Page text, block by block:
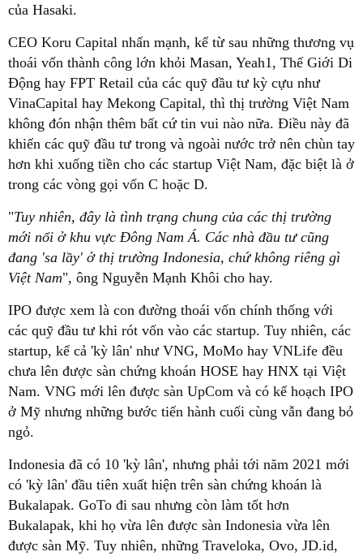
của Hasaki.
CEO Koru Capital nhấn mạnh, kể từ sau những thương vụ
thoái vốn thành công lớn khỏi Masan, Yeah1, Thế Giới Di
Động hay FPT Retail của các quỹ đầu tư kỳ cựu như
VinaCapital hay Mekong Capital, thì thị trường Việt Nam
không đón nhận thêm bất cứ tin vui nào nữa. Điều này đã
khiến các quỹ đầu tư trong và ngoài nước trở nên chùn tay
hơn khi xuống tiền cho các startup Việt Nam, đặc biệt là ở
trong các vòng gọi vốn C hoặc D.
"Tuy nhiên, đây là tình trạng chung của các thị trường
mới nổi ở khu vực Đông Nam Á. Các nhà đầu tư cũng
đang 'sa lầy' ở thị trường Indonesia, chứ không riêng gì
Việt Nam", ông Nguyễn Mạnh Khôi cho hay.
IPO được xem là con đường thoái vốn chính thống với
các quỹ đầu tư khi rót vốn vào các startup. Tuy nhiên, các
startup, kể cả 'kỳ lân' như VNG, MoMo hay VNLife đều
chưa lên được sàn chứng khoán HOSE hay HNX tại Việt
Nam. VNG mới lên được sàn UpCom và có kế hoạch IPO
ở Mỹ nhưng những bước tiến hành cuối cùng vẫn đang bỏ
ngỏ.
Indonesia đã có 10 'kỳ lân', nhưng phải tới năm 2021 mới
có 'kỳ lân' đầu tiên xuất hiện trên sàn chứng khoán là
Bukalapak. GoTo đi sau nhưng còn làm tốt hơn
Bukalapak, khi họ vừa lên được sàn Indonesia vừa lên
được sàn Mỹ. Tuy nhiên, những Traveloka, Ovo, JD.id,